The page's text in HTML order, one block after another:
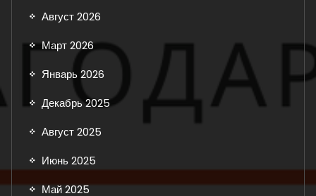
Август 2026
Март 2026
Январь 2026
Декабрь 2025
Август 2025
Июнь 2025
Май 2025